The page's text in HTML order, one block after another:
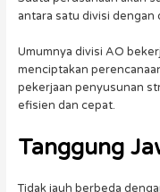
antara satu divisi dengan
Umumnya divisi AO
menciptakan
pekerjaan penyusunan
efisien dan cepat.
Tanggung
Tidak jauh berbeda